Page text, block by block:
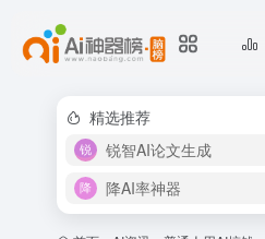
精选推荐
锐智AI论文生成
降AI率神器